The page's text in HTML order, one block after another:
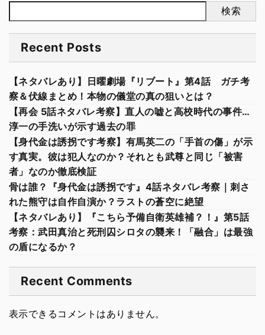
検索
Recent Posts
【ネタバレあり】日曜劇場『リブート』第4話 ガチ考
察＆伏線まとめ！本物の儀堂の真の狙いとは？
【再会 5話ネタバレ考察】直人の嘘と高校時代の事件…
淳一の手洗いが示す過去の罪
【身代金は誘拐です考察】有馬英二の「手首の傷」が示
す真実。彼は犯人なのか？それとも武尊と同じ「被害
者」なのか徹底検証
骨は誰？『身代金は誘拐です』4話ネタバレ考察｜刺さ
れた熊守は自作自演か？ラストの蒼空に絶望
【ネタバレあり】『こちら予備自衛英雄補？！』第5話
考察：武田真治と死刑囚シロタの襲来！「融合」は最強
の盾になるか？
Recent Comments
表示できるコメントはありません。